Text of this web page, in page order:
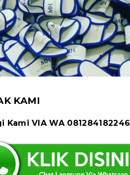
KAMI
Kami VIA WA 081284182246